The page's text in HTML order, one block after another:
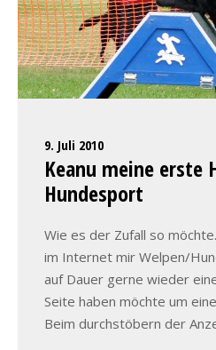
9. Juli 2010
Keanu meine erste
Hundesport
Wie es der Zufall so
im Internet mir Welpen/
auf Dauer gerne wieder
Seite haben möchte um
Beim durchstöbern der